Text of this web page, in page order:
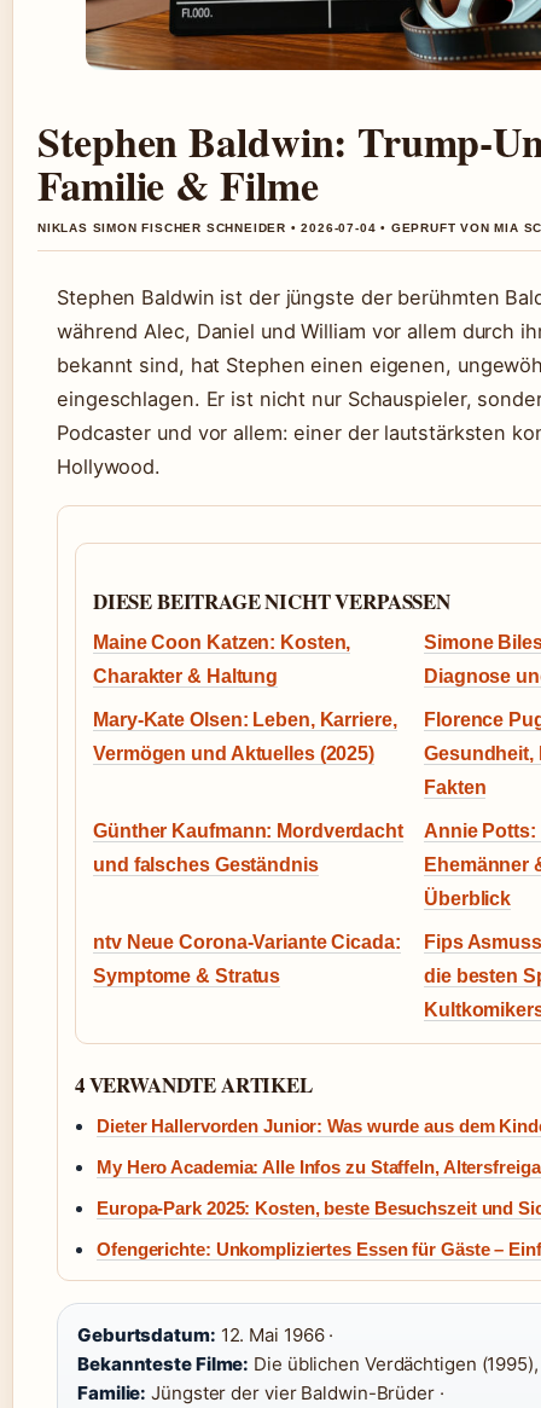
Stephen Baldwin: Trump-
Familie & Filme
NIKLAS SIMON FISCHER SCHNEIDER • 2026-07-04 • GEPRUFT VON MIA
Stephen Baldwin ist der jüngste der berühmten
während Alec, Daniel und William vor allem durch
bekannt sind, hat Stephen einen eigenen,
eingeschlagen. Er ist nicht nur Schauspieler,
Podcaster und vor allem: einer der lautstärksten
Hollywood.
DIESE BEITRAGE NICHT VERPASSEN
Maine Coon Katzen: Kosten,
Charakter & Haltung
Simone
Diagnose
Mary-Kate Olsen: Leben, Karriere,
Vermögen und Aktuelles (2025)
Florence
Gesundheit,
Fakten
Günther Kaufmann: Mordverdacht
und falsches Geständnis
Annie Potts:
Ehemänner
Überblick
ntv Neue Corona-Variante Cicada:
Symptome & Stratus
Fips
die besten
4 VERWANDTE ARTIKEL
Dieter Hallervorden Junior: Was wurde aus dem
My Hero Academia: Alle Infos zu Staffeln,
Europa-Park 2025: Kosten, beste Besuchszeit und
Ofengerichte: Unkompliziertes Essen für Gäste –
Geburtsdatum: 12. Mai 1966 ·
Bekannteste Filme: Die üblichen Verdächtigen
Familie: Jüngster der vier Baldwin-Brüder ·